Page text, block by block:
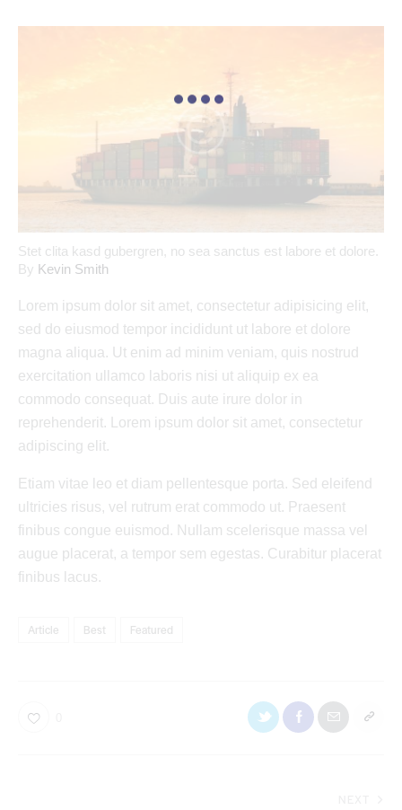
Stet clita kasd gubergren, no sea sanctus est labore et dolore.
By Kevin Smith
Lorem ipsum dolor sit amet, consectetur adipisicing elit,
sed do eiusmod tempor incididunt ut labore et dolore
magna aliqua. Ut enim ad minim veniam, quis nostrud
exercitation ullamco laboris nisi ut aliquip ex ea
commodo consequat. Duis aute irure dolor in
reprehenderit. Lorem ipsum dolor sit amet, consectetur
adipiscing elit.
Etiam vitae leo et diam pellentesque porta. Sed eleifend
ultricies risus, vel rutrum erat commodo ut. Praesent
finibus congue euismod. Nullam scelerisque massa vel
augue placerat, a tempor sem egestas. Curabitur placerat
finibus lacus.
Article Best Featured